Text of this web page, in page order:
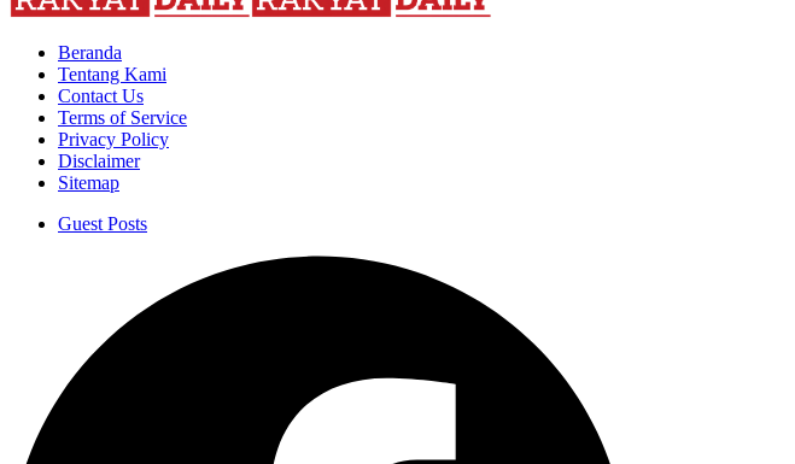
Beranda
Tentang Kami
Contact Us
Terms of Service
Privacy Policy
Disclaimer
Sitemap
Guest Posts